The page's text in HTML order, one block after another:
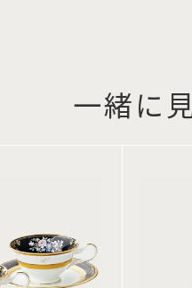
一緒に